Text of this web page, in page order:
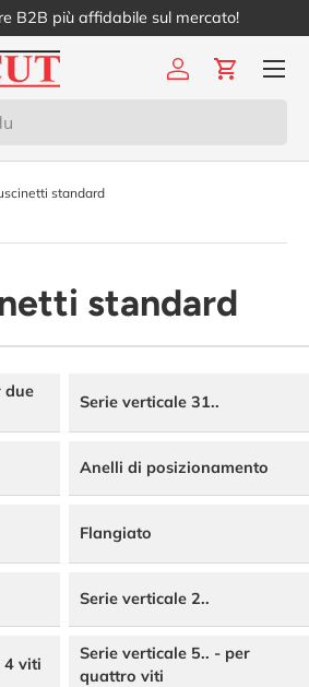
B2B più affidabile sul mercato!
AccediCarrello
Menu
standard
standard
due
Serie verticale 31..
Anelli di posizionamento
Flangiato
Serie verticale 2..
4 viti
Serie verticale 5.. - per
quattro viti